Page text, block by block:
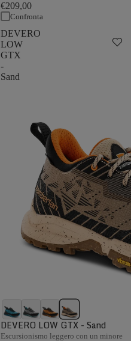
€209,00
Confronta
DEVERO
LOW
GTX
-
Sand
DEVERO LOW GTX - Sand
Escursionismo leggero con un minore